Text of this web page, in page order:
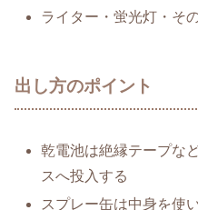
ライター・蛍光灯・そ
出し方のポイント
乾電池は絶縁テープな
スへ投入する
スプレー缶は中身を使